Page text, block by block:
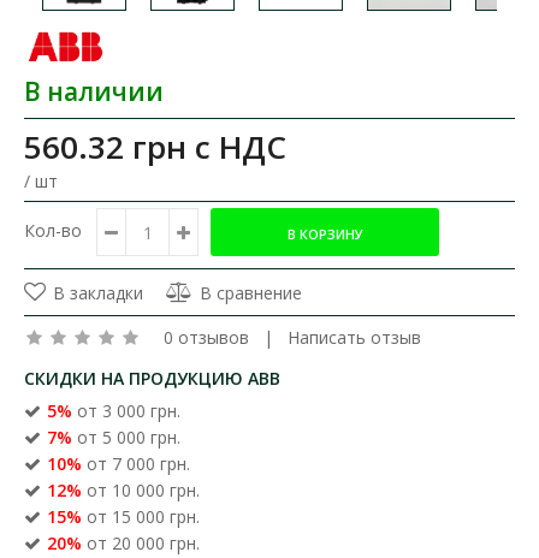
В наличии
560.32 грн с НДС
/ шт
Кол-во
В закладки
В сравнение
0 отзывов | Написать отзыв
СКИДКИ НА ПРОДУКЦИЮ ABB
5% от 3 000 грн.
7% от 5 000 грн.
10% от 7 000 грн.
12% от 10 000 грн.
15% от 15 000 грн.
20% от 20 000 грн.